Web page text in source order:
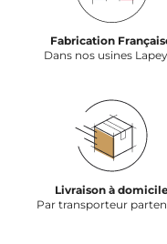
Fabrication
Dans nos usines
Livraison à
Par transporteur